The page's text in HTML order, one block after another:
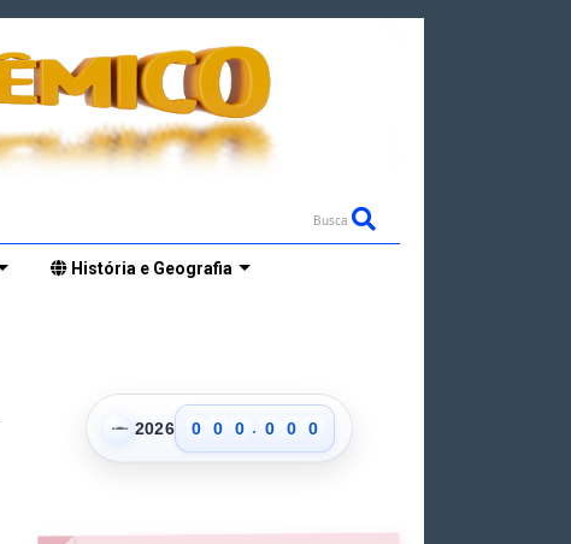
Busca
História e Geografia
👁 2026
0
1
0
1
0
1
. 0
1
0
1
0
1